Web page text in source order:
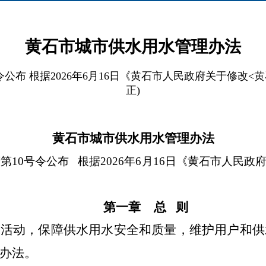
黄石市城市供水用水管理办法
公布 根据2026年6月16日《黄石市人民政府关于修改<
正)
黄石市城市供水用水管理办法
10号令公布 根据2026年6月16日《黄石市人民政
第一章
总 则
动，保障供水用水安全和质量，维护用户和
法。